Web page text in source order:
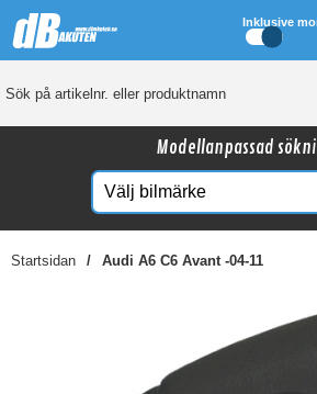
Inklusive
Modellanpassad
Startsidan Audi A6 C6 Avant -04-11
Kanske någon av dessa